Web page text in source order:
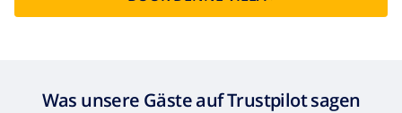
Was unsere Gäste auf Trustpilot sagen